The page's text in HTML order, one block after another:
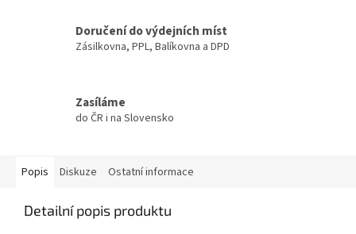
Doručení do výdejních míst
Zásilkovna, PPL, Balíkovna a DPD
Zasíláme
do ČR i na Slovensko
Popis Diskuze Ostatní informace
Detailní popis produktu